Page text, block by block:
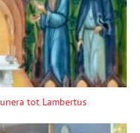
tot Lambertus